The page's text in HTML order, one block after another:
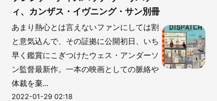
ィ、カンザス・イヴニング・サン別冊
あまり熱心とは言えないファンにしては割
と意気込んで、その証拠に公開初日、いち
早く鑑賞にこぎつけたウェス・アンダーソ
ン監督最新作。一本の映画としての脈絡や
体裁を棄...
2022-01-29 02:18